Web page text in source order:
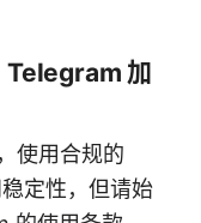
Telegram 加
使用合规的
定性，但请始